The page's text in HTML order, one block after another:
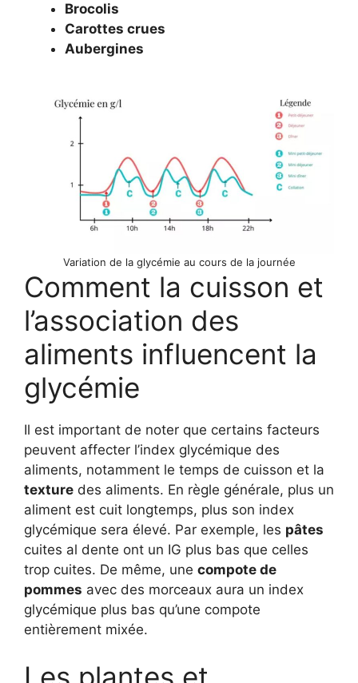
Brocolis
Carottes crues
Aubergines
Variation de la glycémie au cours de la journée
Comment la cuisson et
l’association des
aliments influencent la
glycémie
Il est important de noter que certains facteurs
peuvent affecter l’index glycémique des
aliments, notamment le temps de cuisson et la
texture des aliments. En règle générale, plus un
aliment est cuit longtemps, plus son index
glycémique sera élevé. Par exemple, les pâtes
cuites al dente ont un IG plus bas que celles
trop cuites. De même, une compote de
pommes avec des morceaux aura un index
glycémique plus bas qu’une compote
entièrement mixée.